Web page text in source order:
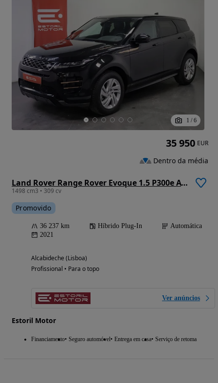
1 / 6
Land Rover Range Rover Evoque 1.5 P300e AWD R-Dynamic S Auto
1498 cm3 • 309 cv
Promovido
36 237 km Híbrido Plug-In
Automática
2021
Alcabideche (Lisboa)
Profissional • Para o topo
Ver anúncios
Estoril Motor
Financiamento Seguro automóvel Entrega em casa Serviço de retoma
35 950 EUR
Dentro da média